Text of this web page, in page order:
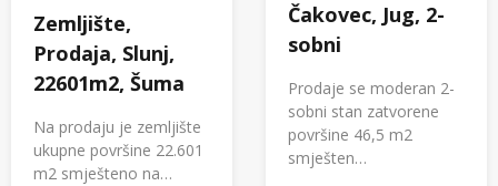
Zemljište,
Prodaja, Slunj,
22601m2, Šuma
Na prodaju je zemljište
ukupne površine 22.601
m2 smješteno na…
Čakovec, Jug, 2-
sobni
Prodaje se moderan 2-
sobni stan zatvorene
površine 46,5 m2
smješten…